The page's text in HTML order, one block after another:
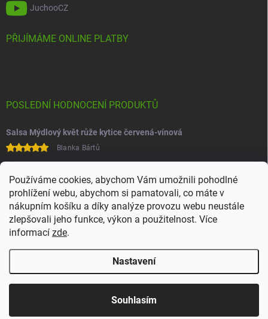
Používáme cookies, abychom Vám umožnili pohodlné
prohlížení webu, abychom si pamatovali, co máte v
nákupním košíku a díky analýze provozu webu neustále
zlepšovali jeho funkce, výkon a použitelnost. Více
informací zde.
Nastavení
Souhlasím
JuchooCZ
PŘIJÍMÁME ONLINE PLATBY
POSLEDNÍ HODNOCENÍ PRODUKTŮ
Salsa Mýdlový květ růže kytice červená-vínová
Blanka Bártů
Copyright 2026Juchoo. Všechna práva vyhrazena.Upravit nastavení
cookies